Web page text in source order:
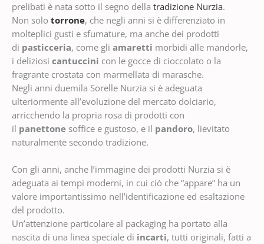
prelibati è nata sotto il segno della tradizione Nurzia.
Non solo torrone, che negli anni si è differenziato in
molteplici gusti e sfumature, ma anche dei prodotti
di pasticceria, come gli amaretti morbidi alle mandorle,
i deliziosi cantuccini con le gocce di cioccolato o la
fragrante crostata con marmellata di marasche.
Negli anni duemila Sorelle Nurzia si è adeguata
ulteriormente all’evoluzione del mercato dolciario,
arricchendo la propria rosa di prodotti con
il panettone soffice e gustoso, e il pandoro, lievitato
naturalmente secondo tradizione.
Con gli anni, anche l’immagine dei prodotti Nurzia si è
adeguata ai tempi moderni, in cui ciò che “appare” ha un
valore importantissimo nell’identificazione ed esaltazione
del prodotto.
Un’attenzione particolare al packaging ha portato alla
nascita di una linea speciale di incarti, tutti originali, fatti a